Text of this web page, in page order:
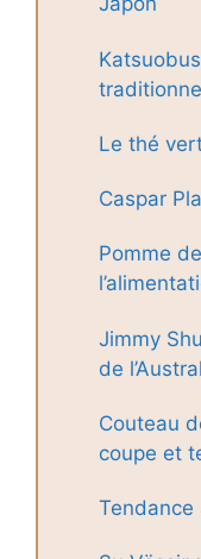
Le thé
Caspar
Pomme
Jimmy
de
Couteau
coupe et
Tendance